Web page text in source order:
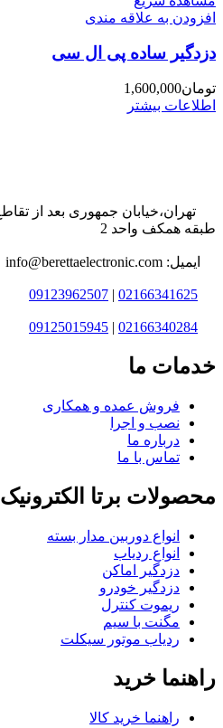
افزودن به علاقه مندی
دزدگیر ساده پی ال سی
تومان1,600,000
اطلاعات بیشتر
تهران،خیابان جمهوری بعد از
طبقه همکف واحد 2
ایمیل: info@berettaelectronic.com
02166341625
|
09123962507
02166340284
|
09125015945
خدمات ما
فروش عمده و همکاری
نصب و اجرا
درباره ما
تماس با ما
محصولات برتا الکترونیک
انواع دوربین مدار بسته
انواع ردیاب
دزدگیر اماکن
دزدگیر خودرو
ریموت کنترل
مگنت با سیم
ردیاب موتور سیکلت
راهنما خرید
راهنما خرید کالا